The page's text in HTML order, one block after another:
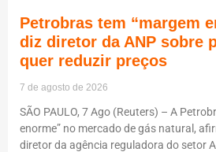
Petrobras tem “margem
diz diretor da ANP sobre
quer reduzir preços
7 de agosto de 2026
SÃO PAULO, 7 Ago (Reuters) – A
enorme” no mercado de gás natural,
diretor da agência reguladora do setor